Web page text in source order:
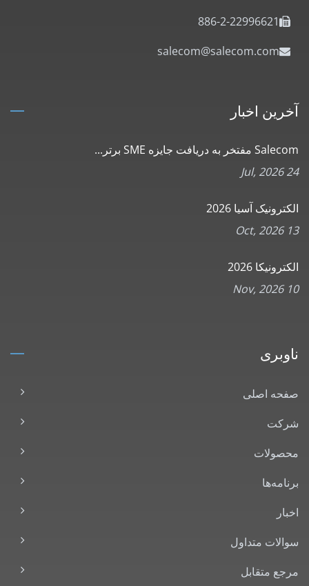
886-2-22996621
salecom@salecom.com
آخرین اخبار
Salecom مفتخر به دریافت جایزه SME برتر...
24 Jul, 2026
الکترونیک آسیا 2026
13 Oct, 2026
الکترونیکا 2026
10 Nov, 2026
ناوبری
صفحه اصلی
شرکت
محصولات
برنامه‌ها
اخبار
سوالات متداول
مرجع متقابل